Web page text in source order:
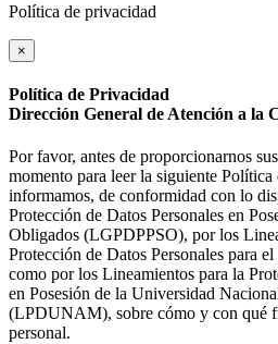
Política de privacidad
×
Política de Privacidad
Dirección General de Atención a la
Por favor, antes de proporcionarnos
momento para leer la siguiente
informamos, de conformidad con lo
Protección de Datos Personales en
Obligados (LGPDPPSO), por los
Protección de Datos Personales para
como por los Lineamientos para la
en Posesión de la Universidad
(LPDUNAM), sobre cómo y con qué
personal.